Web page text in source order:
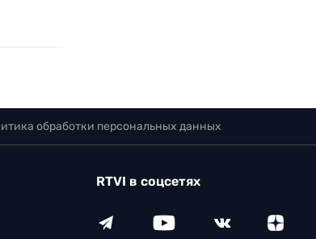
обработки персональных данных
RTVI в соцсетях